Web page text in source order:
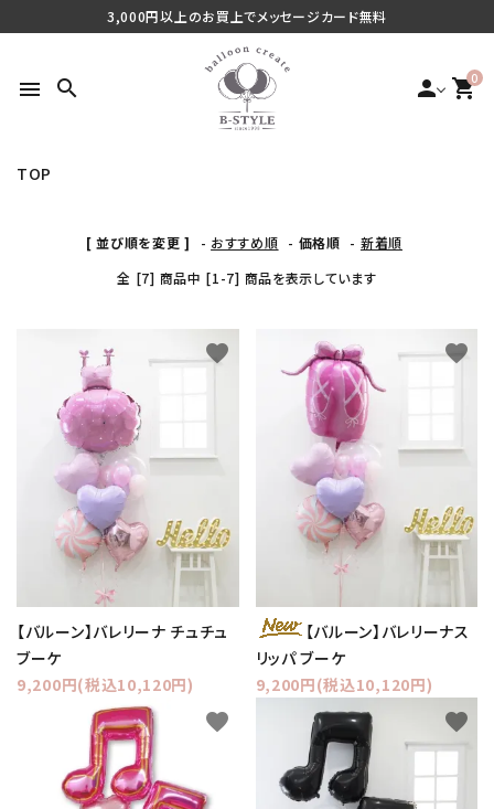
3,000円以上のお買上でメッセージカード無料
menu search person 0
shopping_cart
最近チェックした商品
ご利用シーンから探す
商品タイプから探す
価格から探す
コンテンツ
ガイドライン
ACCOUNT MENU
ようこそ ゲスト 様
ログイン person 新規会員登録
TOP
[ 並び順を変更 ] - おすすめ順 - 価格順 - 新着順
全 [7] 商品中 [1-7] 商品を表示しています
【バルーン】バレリーナ チュチュ
ブーケ
9,200円(税込10,120円)
favorite
【バルーン】バレリーナス
リッパ ブーケ
9,200円(税込10,120円)
favorite
favorite favorite